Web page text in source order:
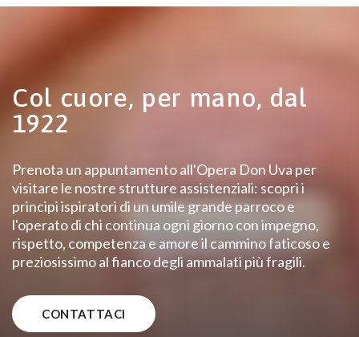
Col cuore, per mano, dal
1922
Prenota un appuntamento all'Opera Don Uva per
visitare le nostre strutture assistenziali: scopri i
principi ispiratori di un umile grande parroco e
l'operato di chi continua ogni giorno con impegno,
rispetto, competenza e amore il cammino faticoso e
preziosissimo al fianco degli ammalati più fragili.
CONTATTACI